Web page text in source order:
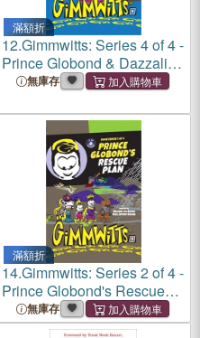
滿額折
12.Gimmwitts: Series 4 of 4 -
Prince Globond & Dazzalin
Fountain (PAPERBACK-
無庫存
滿額折
14.Gimmwitts: Series 2 of 4 -
Prince Globond's Rescue
Plan (PAPERBACK-
MODERN version)
無庫存